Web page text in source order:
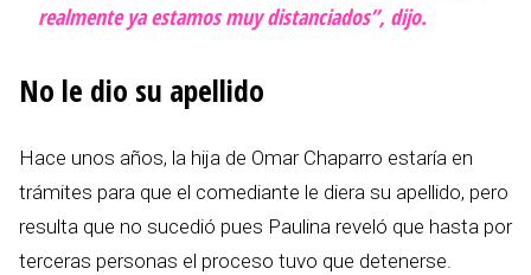
realmente ya estamos muy distanciados”, dijo.
No le dio su apellido
Hace unos años, la hija de Omar Chaparro estaría en
trámites para que el comediante le diera su apellido, pero
resulta que no sucedió pues Paulina reveló que hasta por
terceras personas el proceso tuvo que detenerse.